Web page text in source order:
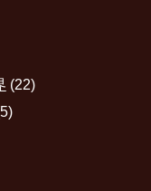
(22)